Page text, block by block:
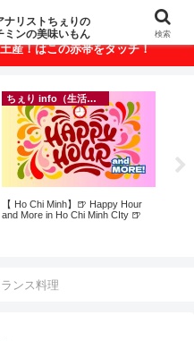
味いもんが満載！
産！はこの赤帯をタッチ！
ちぇり info（生活情報）
【 Ho Chi Minh】🍺 Happy Hour
and More in Ho Chi Minh CIty 🍺
ンス料理
ナリストちぇりの
ミンの美味いもん
検索